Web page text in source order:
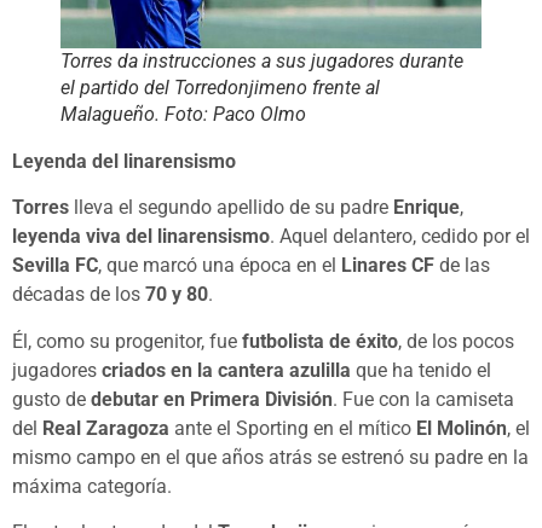
Torres da instrucciones a sus jugadores durante
el partido del Torredonjimeno frente al
Malagueño. Foto: Paco Olmo
Leyenda del linarensismo
Torres lleva el segundo apellido de su padre Enrique,
leyenda viva del linarensismo. Aquel delantero, cedido por el
Sevilla FC, que marcó una época en el Linares CF de las
décadas de los 70 y 80.
Él, como su progenitor, fue futbolista de éxito, de los pocos
jugadores criados en la cantera azulilla que ha tenido el
gusto de debutar en Primera División. Fue con la camiseta
del Real Zaragoza ante el Sporting en el mítico El Molinón, el
mismo campo en el que años atrás se estrenó su padre en la
máxima categoría.